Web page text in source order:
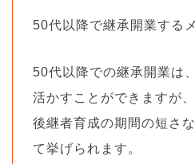
50代以降で継承開業する
50代以降での継承開業は
活かすことができますが
後継者育成の期間の短さ
て挙げられます。